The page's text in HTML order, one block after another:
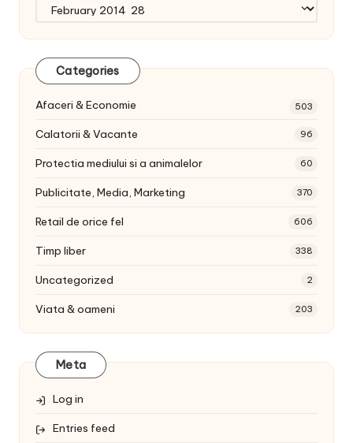
Categories
Afaceri & Economie 503
Calatorii & Vacante 96
Protectia mediului si a animalelor 60
Publicitate, Media, Marketing 370
Retail de orice fel 606
Timp liber 338
Uncategorized 2
Viata & oameni 203
Meta
Log in
Entries feed